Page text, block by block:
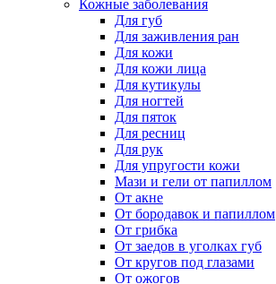
Кожные заболевания
Для губ
Для заживления ран
Для кожи
Для кожи лица
Для кутикулы
Для ногтей
Для пяток
Для ресниц
Для рук
Для упругости кожи
Мази и гели от папиллом
От акне
От бородавок и папиллом
От грибка
От заедов в уголках губ
От кругов под глазами
От ожогов